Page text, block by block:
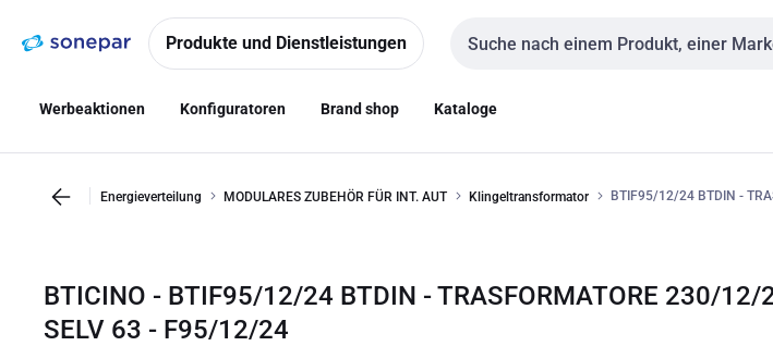
NavigationInhalt
Produkte und Dienstleistungen
Sucheingabe
Werbeaktionen Konfiguratoren Brand shop Kataloge
Energieverteilung MODULARES ZUBEHÖR FÜR INT. AUT Klingeltransformator BTIF95/12/24 BTDIN -
BTICINO - BTIF95/12/24 BTDIN - TRASFORMATORE 230/12/
SELV 63 - F95/12/24